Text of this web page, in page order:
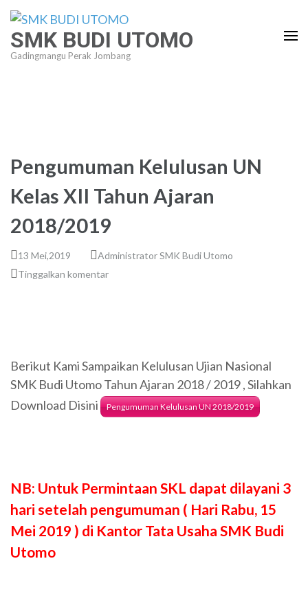
Lompat
konten
(Tekan
SMK BUDI UTOMO
Gadingmangu Perak Jombang
Pengumuman Kelulusan UN
Kelas XII Tahun Ajaran
2018/2019
13 Mei,2019
Administrator SMK Budi Utomo
Tinggalkan komentar
Berikut Kami Sampaikan Kelulusan Ujian Nasional
SMK Budi Utomo Tahun Ajaran 2018 / 2019 , Silahkan
Download Disini
Pengumuman Kelulusan UN 2018/2019
NB: Untuk Permintaan SKL dapat dilayani 3
hari setelah pengumuman ( Hari Rabu, 15
Mei 2019 ) di Kantor Tata Usaha SMK Budi
Utomo